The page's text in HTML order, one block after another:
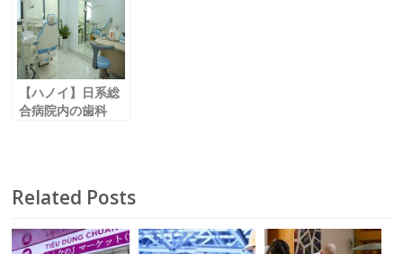
【ハノイ】日系総
合病院内の歯科
Related Posts